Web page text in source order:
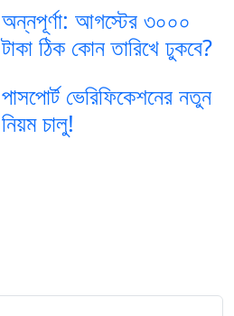
অন্নপূর্ণা: আগস্টের ৩০০০
টাকা ঠিক কোন তারিখে ঢুকবে?
পাসপোর্ট ভেরিফিকেশনের নতুন
নিয়ম চালু!